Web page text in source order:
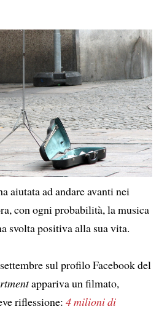
aiutata ad andare avanti nei
con ogni probabilità, la musica
svolta positiva alla sua vita.
sul profilo Facebook del
appariva un filmato,
riflessione: 4 milioni di